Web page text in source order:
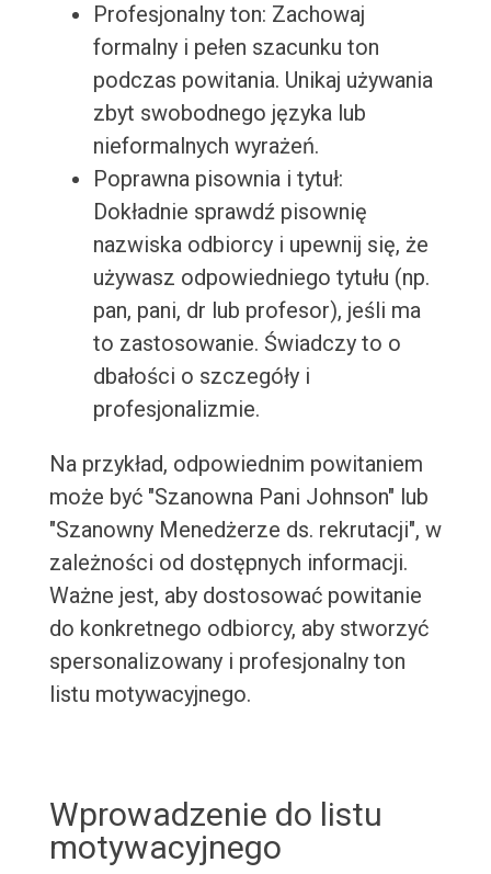
Profesjonalny ton: Zachowaj
formalny i pełen szacunku ton
podczas powitania. Unikaj używania
zbyt swobodnego języka lub
nieformalnych wyrażeń.
Poprawna pisownia i tytuł:
Dokładnie sprawdź pisownię
nazwiska odbiorcy i upewnij się, że
używasz odpowiedniego tytułu (np.
pan, pani, dr lub profesor), jeśli ma
to zastosowanie. Świadczy to o
dbałości o szczegóły i
profesjonalizmie.
Na przykład, odpowiednim powitaniem
może być "Szanowna Pani Johnson" lub
"Szanowny Menedżerze ds. rekrutacji", w
zależności od dostępnych informacji.
Ważne jest, aby dostosować powitanie
do konkretnego odbiorcy, aby stworzyć
spersonalizowany i profesjonalny ton
listu motywacyjnego.
Wprowadzenie do listu
motywacyjnego